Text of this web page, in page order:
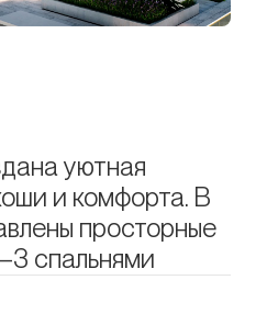
уютная
и комфорта. В
просторные
спальнями